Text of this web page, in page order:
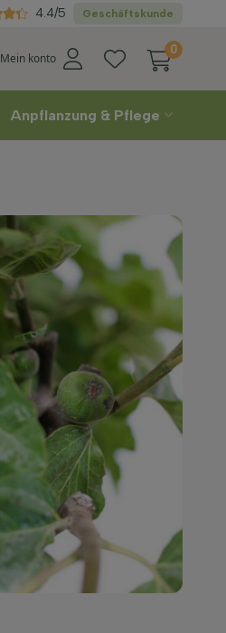
Direkt aus der Gärtnerei
Geschäftskunde
4.4/5
Mein konto
0
Anpflanzung & Pflege